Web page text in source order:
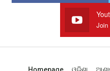
Join